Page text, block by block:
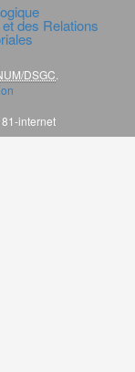
des Relations
DSGC
internet